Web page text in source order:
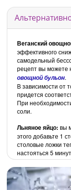
Веганский
эффективного
самодельный
рецепт вы можете
овощной бульон.
В зависимости от
придется
При
соли.
Льняное яйцо: вы
этого добавьте 1
столовые ложки
настояться 5